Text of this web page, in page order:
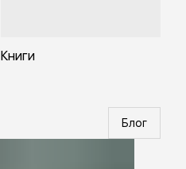
Книги
Блог